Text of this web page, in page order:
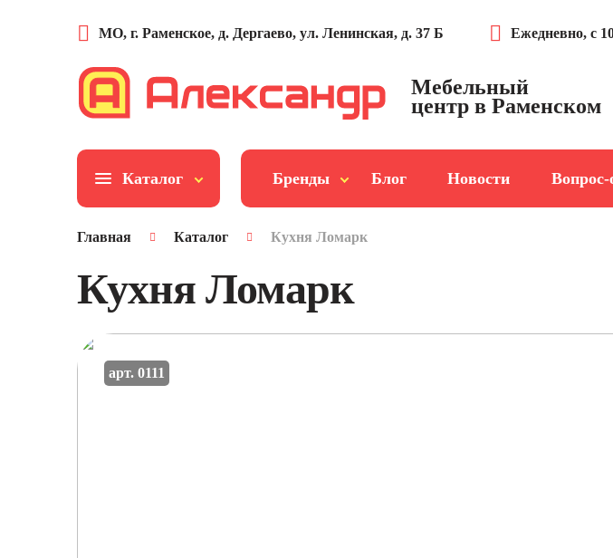
МО, г. Раменское, д. Дергаево, ул. Ленинская, д. 37 Б Ежедневно, с
Мебельный
центр в Раменском
Каталог Бренды Блог Новости Вопрос-
Главная Каталог Кухня Ломарк
Кухня Ломарк
арт. 0111